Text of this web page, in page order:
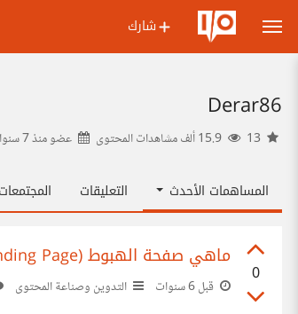
شارك
Derar86
عضو منذ7 سنوات
المساهمات الأحدث التعليقات المجتمعات
0
ماهي صفحة الهبوط (Landing Page)؟ هل أحتاج إلى واحدة؟ الدليل الكامل للمبتدئين.
قبل 6 سنوات التدوين وصناعة المحتوى